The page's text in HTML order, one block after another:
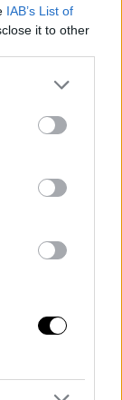
IAB’s List of
it to other
more Google
may click to
tags to
Google